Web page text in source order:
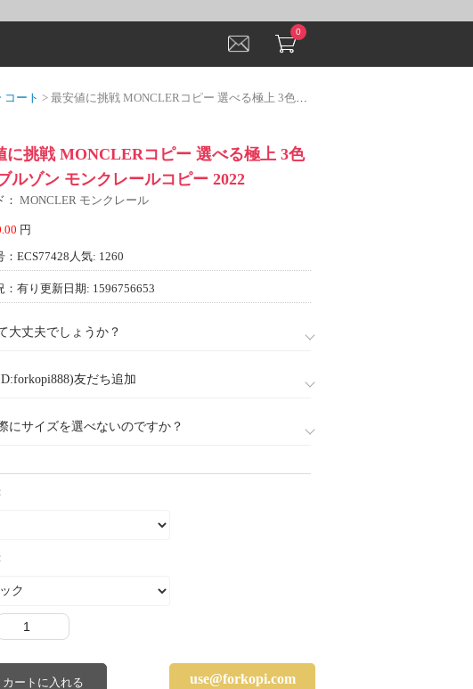
0
コート > 最安値に挑戦 MONCLERコピー 選べる極上 3色可選 ブルゾン モンクレールコピー 2022
に挑戦 MONCLERコピー 選べる極上 3色
ルゾン モンクレールコピー 2022
MONCLER モンクレール
円
：ECS77428人気: 1260
：有り更新日期: 1596756653
大丈夫でしょうか？
友だち追加
にサイズを選べないのですか？
use@forkopi.com